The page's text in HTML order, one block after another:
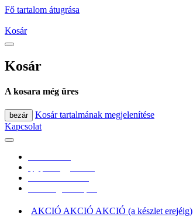
Fő tartalom átugrása
Kosár
Kosár
A kosara még üres
bezár
Kosár tartalmának megjelenítése
Kapcsolat
AKCIÓ AKCIÓ AKCIÓ (a készlet erejéig)